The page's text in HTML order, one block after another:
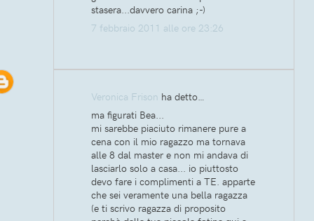
stasera...davvero carina ;-)
7 febbraio 2011 alle ore 23:26
Veronica Frison ha detto…
ma figurati Bea...
mi sarebbe piaciuto rimanere pure a
cena con il mio ragazzo ma tornava
alle 8 dal master e non mi andava di
lasciarlo solo a casa... io piuttosto
devo fare i complimenti a TE. apparte
che sei veramente una bella ragazza
(e ti scrivo ragazza di proposito